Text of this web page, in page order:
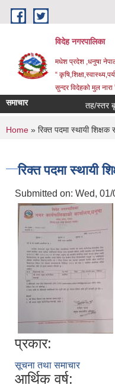
Skip to main content
विदेह नगरपालिका
मधेश प्रदेश ,धनुषा
“
सुन्दर विदेहको मुल नारा
समाचार तह/स्तर
You are here
Home » रिक्त पदमा स्थायी
रिक्त पदमा स्थायी
Submitted on: Wed,
प्रकार:
सूचना तथा समाचार
आर्थिक वर्ष: